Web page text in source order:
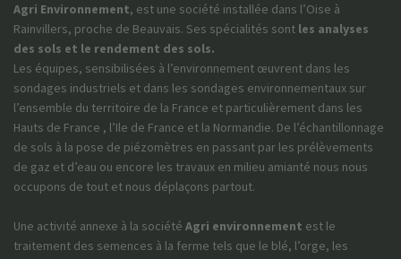
Agri Environnement, est une société installée dans l’Oise à
Rainvillers, proche de Beauvais. Ses spécialités sont les analyses
des sols et le rendement des sols.
Les équipes, sensibilisées à l’environnement œuvrent dans les
sondages industriels et dans les sondages environnementaux sur
l’ensemble du territoire de la France et particulièrement dans les
Hauts de France , l’Ile de France et la Normandie. De l’échantillonnage
de sols à la pose de piézomètres en passant par les prélèvements
de gaz et d’eau ou encore les travaux en milieu amianté nous nous
occupons de tout et nous déplaçons partout.
Une activité annexe à la société Agri environnement est le
traitement des semences à la ferme tels que le blé, l’orge, les